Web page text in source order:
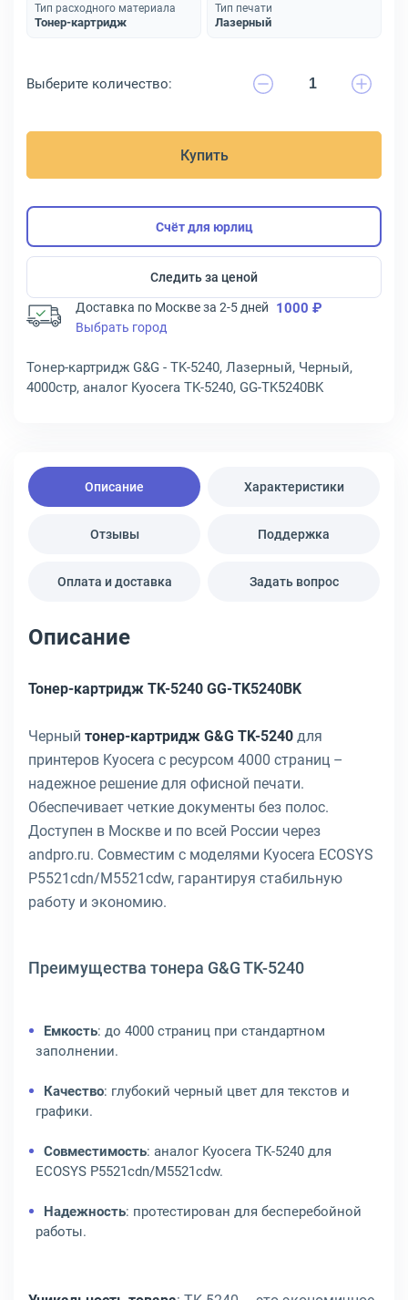
Тип расходного материала
Тонер-картридж
Тип печати
Лазерный
Выберите количество:
Купить
Счёт для юрлиц
Следить за ценой
Доставка по Москве за 2-5 дней 1000 ₽
Выбрать город
Тонер-картридж G&G - TK-5240, Лазерный, Черный,
4000стр, аналог Kyocera TK-5240, GG-TK5240BK
Описание Характеристики
Отзывы Поддержка
Оплата и доставка Задать вопрос
Описание
Тонер-картридж TK-5240 GG-TK5240BK
Черный тонер-картридж G&G TK-5240 для
принтеров Kyocera с ресурсом 4000 страниц –
надежное решение для офисной печати.
Обеспечивает четкие документы без полос.
Доступен в Москве и по всей России через
andpro.ru. Совместим с моделями Kyocera ECOSYS
P5521cdn/M5521cdw, гарантируя стабильную
работу и экономию.
Преимущества тонера G&G TK-5240
Емкость: до 4000 страниц при стандартном
заполнении.
Качество: глубокий черный цвет для текстов и
графики.
Совместимость: аналог Kyocera TK-5240 для
ECOSYS P5521cdn/M5521cdw.
Надежность: протестирован для бесперебойной
работы.